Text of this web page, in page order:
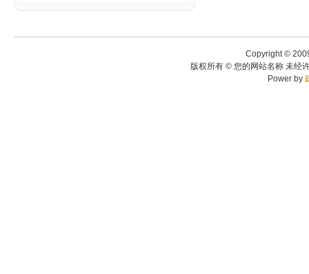
Copyright ©
版权所有 © 您的网站名称 未经
Power by